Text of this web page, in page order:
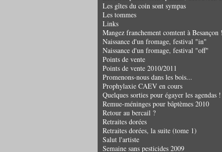
Les gîtes du coin sont sympas
Les tommes
Links
Mangez franchement comtent à Besançon !
Naissance d'un fromage, festival "in"
Naissance d'un fromage, festival "off"
Points de vente
Points de vente 2010/2011
Promenons-nous dans les bois...
Prophylaxie CAEV en cours
Quelques sorties pour égayer les agendas !
Remue-méninges pour bâptèmes 2010
Retour au bercail ?
Retraites dorées
Retraites dorées, la suite (tome 1)
Salut l'artiste
Semaine sans pesticides 2009